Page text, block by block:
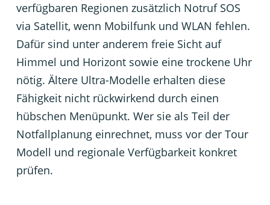
verfügbaren Regionen zusätzlich Notruf SOS
via Satellit, wenn Mobilfunk und WLAN fehlen.
Dafür sind unter anderem freie Sicht auf
Himmel und Horizont sowie eine trockene Uhr
nötig. Ältere Ultra-Modelle erhalten diese
Fähigkeit nicht rückwirkend durch einen
hübschen Menüpunkt. Wer sie als Teil der
Notfallplanung einrechnet, muss vor der Tour
Modell und regionale Verfügbarkeit konkret
prüfen.